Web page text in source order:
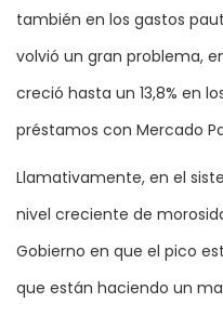
también en los gastos
volvió un gran problema,
creció hasta un 13,8% en
préstamos con Mercado
Llamativamente, en el
nivel creciente de
Gobierno en que el pico
que están haciendo un